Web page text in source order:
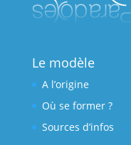
Le modèle
A l’origine
Où se former ?
Sources d’infos